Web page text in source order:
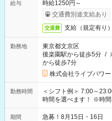
給与
時給1250円～
交通費別途支給あり
交通費 支給（規定有り）
勤務地
東京都文京区
後楽園駅から徒歩5分 /
から徒歩7分
株式会社ライブパワー
勤務時間
＜シフト例＞ 7:00～23:00 13:30～
時間を選べます！ ※時
期間 急募！8月15日・16日